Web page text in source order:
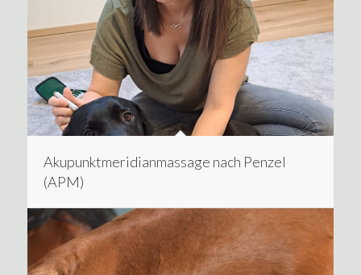
Akupunktmeridianmassage nach Penzel
(APM)